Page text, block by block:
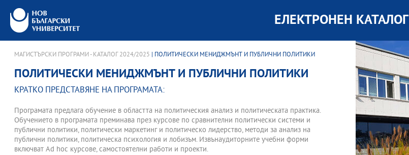
ЕЛЕКТРОНЕН КАТАЛОГ
МАГИСТЪРСКИ ПРОГРАМИ - КАТАЛОГ 2024/2025 | ПОЛИТИЧЕСКИ МЕНИДЖМЪНТ И ПУБЛИЧНИ ПОЛИТИКИ
ПОЛИТИЧЕСКИ МЕНИДЖМЪНТ И ПУБЛИЧНИ ПОЛИТИКИ
КРАТКО ПРЕДСТАВЯНЕ НА ПРОГРАМАТА:
Програмата предлага обучение в областта на политическия анализ и политическата практика.
Обучението в програмата преминава през курсове по сравнителни политически системи и
публични политики, политически маркетинг и политическо лидерство, методи за анализ на
публични политики, политическа психология и лобизъм. Извънаудиторните учебни форми
включват Ad hoc курсове, самостоятелни работи и проекти.